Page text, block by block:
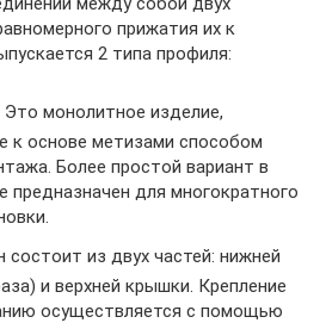
прижатия их к
2 типа профиля:
монолитное изделие,
к основе метизами способом
Более простой вариант в
предназначен для многократного
из двух частей: нижней
и верхней крышки. Крепление
осуществляется с помощью